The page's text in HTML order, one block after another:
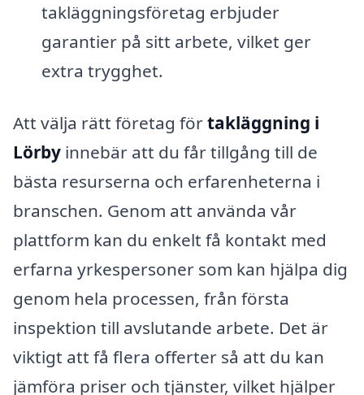
takläggningsföretag erbjuder
garantier på sitt arbete, vilket ger
extra trygghet.
Att välja rätt företag förtakläggning i
Lörby innebär att du får tillgång till de
bästa resurserna och erfarenheterna i
branschen. Genom att använda vår
plattform kan du enkelt få kontakt med
erfarna yrkespersoner som kan hjälpa dig
genom hela processen, från första
inspektion till avslutande arbete. Det är
viktigt att få flera offerter så att du kan
jämföra priser och tjänster, vilket hjälper